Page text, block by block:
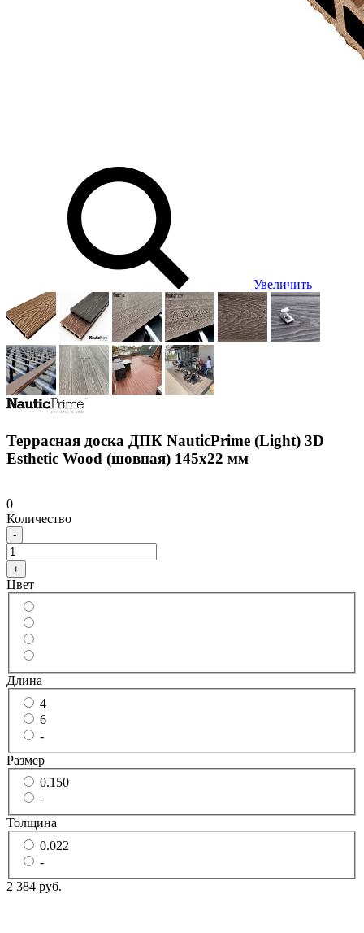
Увеличить
Террасная доска ДПК NauticPrime (Light) 3D
Esthetic Wood (шовная) 145х22 мм
0
Количество
-
+
Цвет
Длина
4
6
-
Размер
0.150
-
Толщина
0.022
-
2 384 руб.